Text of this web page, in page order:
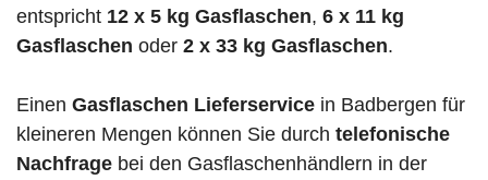
entspricht 12 x 5 kg Gasflaschen, 6 x 11 kg
Gasflaschen oder 2 x 33 kg Gasflaschen.
Einen Gasflaschen Lieferservice in Badbergen für
kleineren Mengen können Sie durch telefonische
Nachfrage bei den Gasflaschenhändlern in der